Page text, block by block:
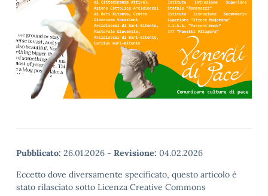
Pubblicato: 26.01.2026 - Revisione: 04.02.2026
Eccetto dove diversamente specificato, questo articolo è
stato rilasciato sotto Licenza Creative Commons